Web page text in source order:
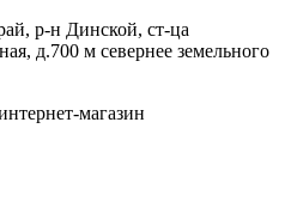
р-н Динской, ст-ца
д.700 м севернее земельного
магазин